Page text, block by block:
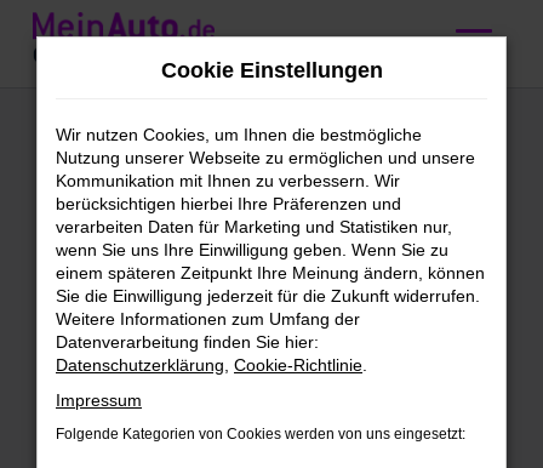
Zum
Hauptinhalt
Ford Vorführwagen
kaufen mit
Lieferservice nach
Regensburg
Ford Vorführwagen – perfekt
unterwegs in Regensburg
Neues Fahrzeug gesucht? Dann versuch
Cookie Einstellungen
Wir nutzen Cookies, um Ihnen die bestmögliche
Nutzung unserer Webseite zu ermöglichen und unsere
Kommunikation mit Ihnen zu verbessern. Wir
berücksichtigen hierbei Ihre Präferenzen und
verarbeiten Daten für Marketing und Statistiken nur,
wenn Sie uns Ihre Einwilligung geben. Wenn Sie zu
einem späteren Zeitpunkt Ihre Meinung ändern, können
Sie die Einwilligung jederzeit für die Zukunft widerrufen.
Weitere Informationen zum Umfang der
Datenverarbeitung finden Sie hier:
Datenschutzerklärung Cookie-Richtlinie
Impressum
Folgende Kategorien von Cookies werden von uns eingesetzt: